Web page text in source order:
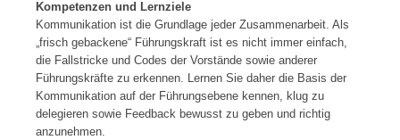
Kompetenzen und Lernziele
Kommunikation ist die Grundlage jeder Zusammenarbeit. Als
„frisch gebackene“ Führungskraft ist es nicht immer einfach,
die Fallstricke und Codes der Vorstände sowie anderer
Führungskräfte zu erkennen. Lernen Sie daher die Basis der
Kommunikation auf der Führungsebene kennen, klug zu
delegieren sowie Feedback bewusst zu geben und richtig
anzunehmen.